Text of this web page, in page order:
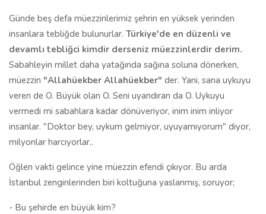
Günde beş defa müezzinlerimiz şehrin en yüksek yerinden
insanlara tebliğde bulunurlar. Türkiye'de en düzenli ve
devamlı tebliğci kimdir derseniz müezzinlerdir derim.
Sabahleyin millet daha yatağında sağına soluna dönerken,
müezzin "Allahüekber Allahüekber" der. Yani, sana uykuyu
veren de O. Büyük olan O. Seni uyandıran da O. Uykuyu
vermedi mi sabahlara kadar dönüveriyor, inim inim inliyor
insanlar. "Doktor bey, uykum gelmiyor, uyuyamıyorum" diyor,
milyonlar harcıyorlar..
Öğlen vakti gelince yine müezzin efendi çıkıyor. Bu arda
İstanbul zenginlerinden biri koltuğuna yaslanmış, soruyor;
- Bu şehirde en büyük kim?